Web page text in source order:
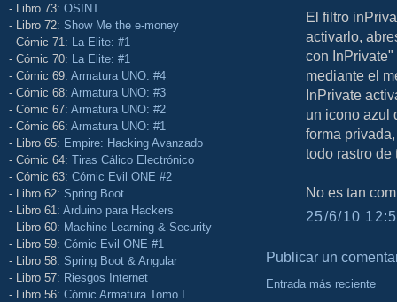
- Libro 73: OSINT
- Libro 72: Show Me the e-money
- Cómic 71:
La Elite: #1
- Cómic 70:
La Elite: #1
- Cómic 69: Armatura UNO: #4
- Cómic 68: Armatura UNO: #3
- Cómic 67: Armatura UNO: #2
- Cómic 66: Armatura UNO: #1
- Libro 65: Empire: Hacking Avanzado
- Cómic 64: Tiras Cálico Electrónico
- Cómic 63: Cómic Evil ONE #2
- Libro 62: Spring Boot
- Libro 61: Arduino para Hackers
- Libro 60: Machine Learning & Security
- Libro 59: Cómic Evil ONE #1
- Libro 58: Spring Boot & Angular
- Libro 57: Riesgos Internet
- Libro 56: Cómic Armatura Tomo I
El filtro
activarlo,
con
mediante el
InPrivate
un icono azul
forma
todo rastro
No es tan
25/6/10
Publicar un
Entrada más reciente